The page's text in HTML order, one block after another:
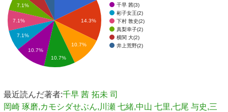
千早 茜(3)
彬子女王(2)
下村 敦史(2)
真梨幸子(2)
横関 大(2)
井上荒野(2)
14.3%
10.7%
7.1%
7.1%
7.1%
10.7%
10.7%
最近読んだ著者:千早 茜 拓未 司
岡崎 琢磨,カモシダせぶん,川瀬 七緒,中山 七里,七尾 与史,三